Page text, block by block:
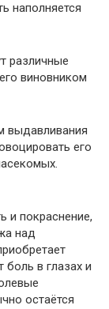
наполняется
различные
виновником
выдавливания
его
и покраснение,
над
боль в глазах и
остаётся